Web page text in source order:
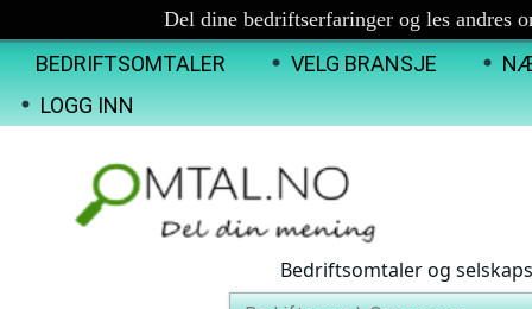
Del dine bedriftserfaringer og les andres
BEDRIFTSOMTALER VELG BRANSJE
LOGG INN
Bedriftsomtaler og